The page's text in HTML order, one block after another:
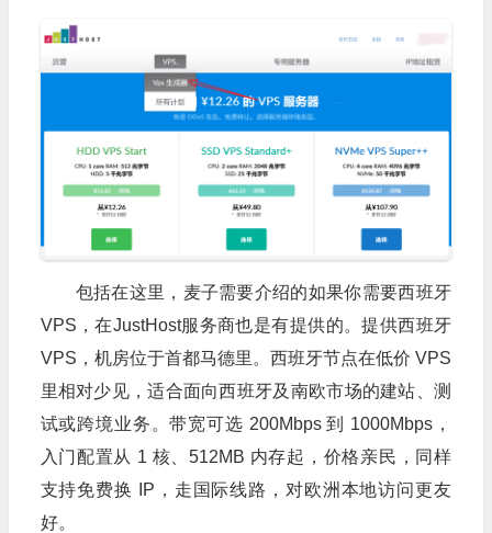
包括在这里，麦子需要介绍的如果你需要西班牙
VPS，在JustHost服务商也是有提供的。提供西班牙
VPS，机房位于首都马德里。西班牙节点在低价 VPS
里相对少见，适合面向西班牙及南欧市场的建站、测
试或跨境业务。带宽可选 200Mbps 到 1000Mbps，
入门配置从 1 核、512MB 内存起，价格亲民，同样
支持免费换 IP，走国际线路，对欧洲本地访问更友
好。